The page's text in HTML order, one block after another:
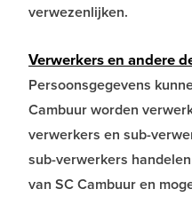
verwezenlijken.
Verwerkers en andere
Persoonsgegevens
Cambuur worden
verwerkers en sub-
sub-verwerkers
van SC Cambuur en